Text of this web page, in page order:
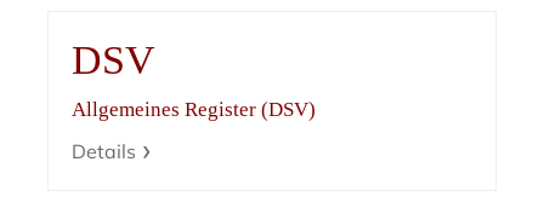
DSV
Allgemeines Register (DSV)
Details